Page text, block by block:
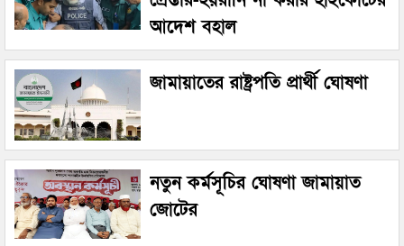
আদেশ বহাল
জামায়াতের রাষ্ট্রপতি প্রার্থী ঘোষণা
নতুন কর্মসূচির ঘোষণা জামায়াত
জোটের